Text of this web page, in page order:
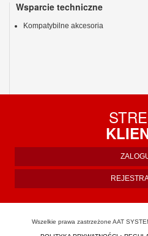
Wsparcie techniczne
Kompatybilne akcesoria
Wszelkie prawa zastrzeżone AAT